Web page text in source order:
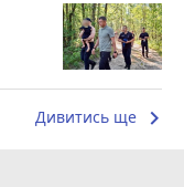
Дивитись ще keyboard_arrow_right